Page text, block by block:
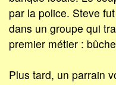
par la police. Steve
dans un groupe qui
premier métier :
Plus tard, un parrain